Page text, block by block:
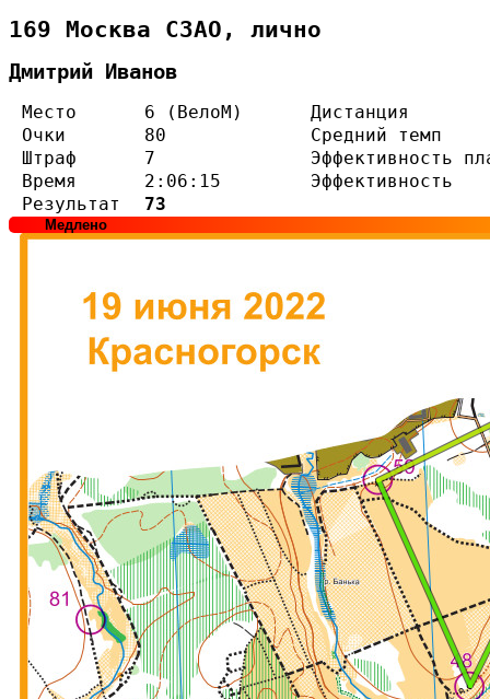
169 Москва СЗАО, лично
Дмитрий Иванов
Место 6 (ВелоМ)
Дистанция
Очки
80
Средний темп
Штраф
7
Эффективность
Время
2:06:15
Эффективность
Результат
73
Медлено